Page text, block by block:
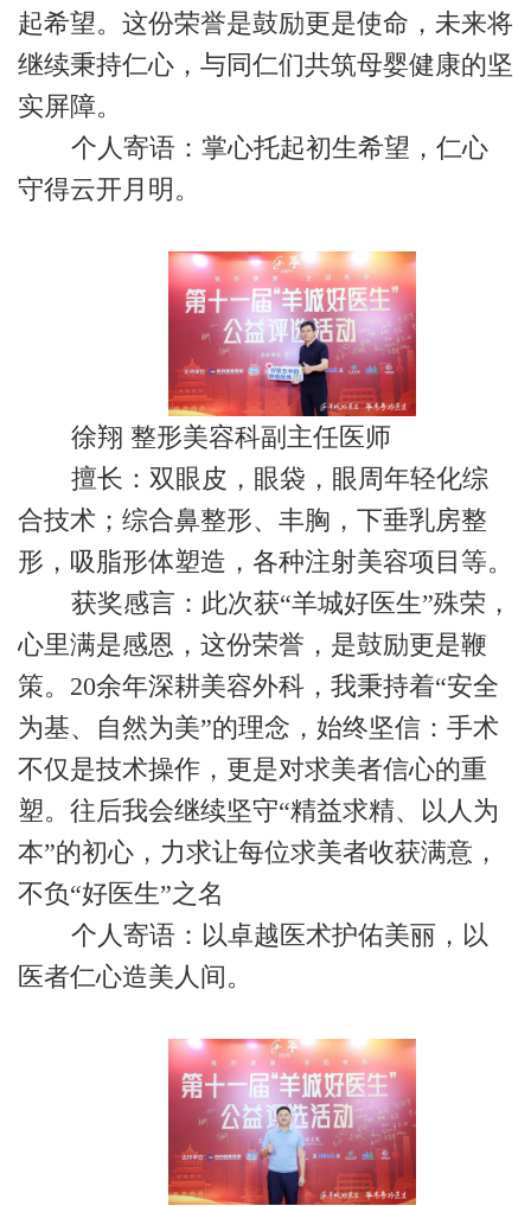
起希望。这份荣誉是鼓励更是使命，未来将
继续秉持仁心，与同仁们共筑母婴健康的坚
实屏障。
个人寄语：掌心托起初生希望，仁心
守得云开月明。
徐翔 整形美容科副主任医师
擅长：双眼皮，眼袋，眼周年轻化综
合技术；综合鼻整形、丰胸，下垂乳房整
形，吸脂形体塑造，各种注射美容项目等。
获奖感言：此次获“羊城好医生”殊荣，
心里满是感恩，这份荣誉，是鼓励更是鞭
策。20余年深耕美容外科，我秉持着“安全
为基、自然为美”的理念，始终坚信：手术
不仅是技术操作，更是对求美者信心的重
塑。往后我会继续坚守“精益求精、以人为
本”的初心，力求让每位求美者收获满意，
不负“好医生”之名
个人寄语：以卓越医术护佑美丽，以
医者仁心造美人间。